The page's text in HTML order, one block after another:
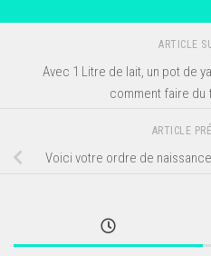
ARTICLE
Avec 1 Litre de lait, un pot de
comment faire du
ARTICLE
Voici votre ordre de